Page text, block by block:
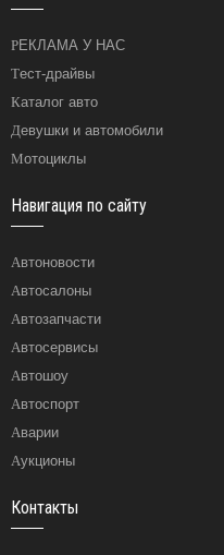
РЕКЛАМА У НАС
Тест-драйвы
Каталог авто
Девушки и автомобили
Мотоциклы
Навигация по сайту
Автоновости
Автосалоны
Автозапчасти
Автосервисы
Автошоу
Автоспорт
Аварии
Аукционы
Контакты